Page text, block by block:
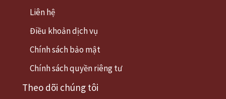
Liên hệ
Điều khoản dịch vụ
Chính sách bảo mật
Chính sách quyền riêng tư
Theo dõi chúng tôi